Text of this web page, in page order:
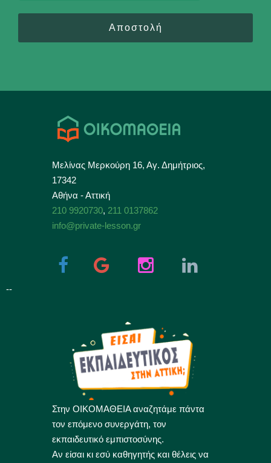
Αποστολή
Μελίνας Μερκούρη 16, Αγ. Δημήτριος,
17342
Αθήνα - Αττική
210 9920730, 211 0137862
info@private-lesson.gr
--
Στην ΟΙΚΟΜΑΘΕΙΑ αναζητάμε πάντα
τον επόμενο συνεργάτη, τον
εκπαιδευτικό εμπιστοσύνης.
Αν είσαι κι εσύ καθηγητής και θέλεις να